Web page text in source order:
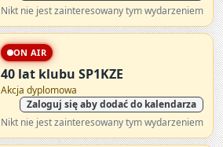
Nikt nie jest zainteresowany tym wydarzeniem
ON AIR
40 lat klubu SP1KZE
Akcja dyplomowa
Zaloguj się aby dodać do kalendarza
Nikt nie jest zainteresowany tym wydarzeniem